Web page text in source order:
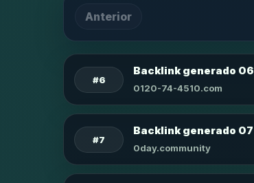
Anterior
#6
Backlink generado 06
0120-74-4510.com
#7
Backlink generado 07
0day.community